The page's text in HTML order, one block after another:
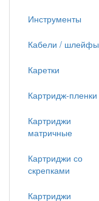
Инструменты
Кабели / шлейфы
Каретки
Картридж-пленки
Картриджи
матричные
Картриджи со
скрепками
Картриджи